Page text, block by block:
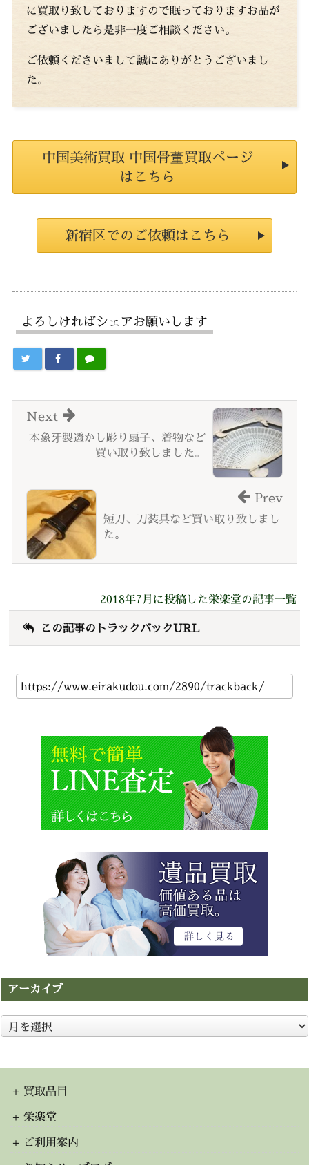
に買取り致しておりますので眠っておりますお品が
ございましたら是非一度ご相談ください。
ご依頼くださいまして誠にありがとうございまし
た。
中国美術買取 中国骨董買取ページ
はこちら
新宿区でのご依頼はこちら
よろしければシェアお願いします
本象牙製透かし彫り扇子、着物など
買い取り致しました。
Next
短刀、刀装具など買い取り致しまし
た。
Prev
2018年7月に投稿した栄楽堂の記事一覧
この記事のトラックバックURL
アーカイブ
ア
ー
イ
買取品目
栄楽堂
ご利用案内